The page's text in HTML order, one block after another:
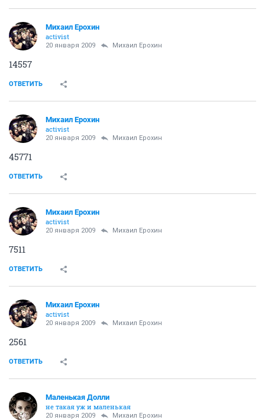
Михаил Ерохин
activist
20 января 2009 Михаил Ерохин
14557
ОТВЕТИТЬ
Михаил Ерохин
activist
20 января 2009 Михаил Ерохин
45771
ОТВЕТИТЬ
Михаил Ерохин
activist
20 января 2009 Михаил Ерохин
7511
ОТВЕТИТЬ
Михаил Ерохин
activist
20 января 2009 Михаил Ерохин
2561
ОТВЕТИТЬ
Маленькая Долли
не такая уж и маленькая
20 января 2009 Михаил Ерохин